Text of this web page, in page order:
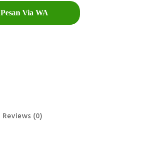
Pesan Via WA
Reviews (0)